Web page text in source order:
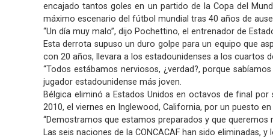
encajado tantos goles en un partido de la Copa del
máximo escenario del fútbol mundial tras 40 años de
“Un día muy malo”, dijo Pochettino, el entrenador de
Esta derrota supuso un duro golpe para un equipo que
con 20 años, llevara a los estadounidenses a los cuartos
“Todos estábamos nerviosos, ¿verdad?, porque
jugador estadounidense más joven.
Bélgica eliminó a Estados Unidos en octavos de final
2010, el viernes en Inglewood, California, por un puesto
“Demostramos que estamos preparados y que queremos
Las seis naciones de la CONCACAF han sido